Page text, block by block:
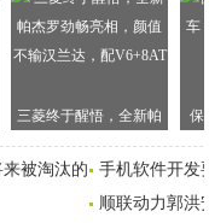
三菱终于醒悟，全新帕
杰罗劲畅亮相，颜值不
输汉兰达，配V6+8AT
保
车
被淘汰的
手机软件开发
顺联动力郭洪